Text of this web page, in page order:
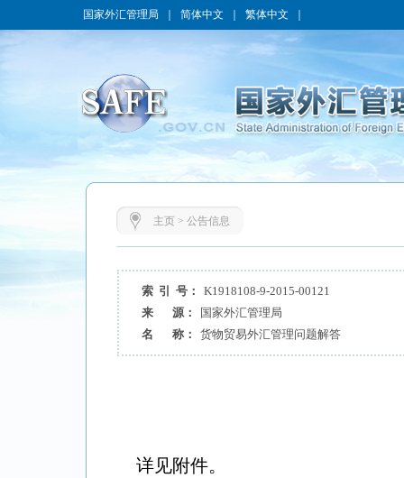
国家外汇管理局 简体中文 繁体中文
主页> 公告信息
索 引 号：
K1918108-9-2015-00121
来 源：
国家外汇管理局
名 称：
货物贸易外汇管理问题解答
详见附件。